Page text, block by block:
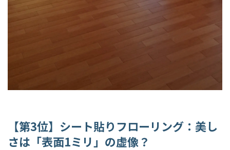
【第3位】シート貼りフローリング：美し
さは「表面1ミリ」の虚像？